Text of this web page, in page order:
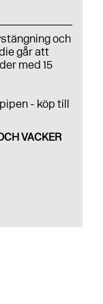
och
går att
med 15
- köp till
VACKER